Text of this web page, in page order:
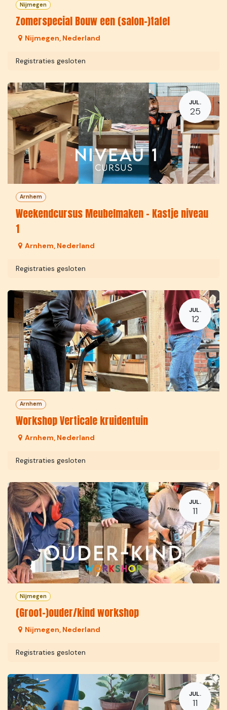
Nijmegen
Zomerspecial Bouw een (salon-)tafel
Nijmegen, Nederland
Registraties gesloten
JUL.
25
Arnhem
Weekendcursus Meubelmaken - Kastje niveau
1
Arnhem, Nederland
Registraties gesloten
JUL.
12
Arnhem
Workshop Verticale kruidentuin
Arnhem, Nederland
Registraties gesloten
JUL.
11
Nijmegen
(Groot-)ouder/kind workshop
Nijmegen, Nederland
Registraties gesloten
JUL.
11